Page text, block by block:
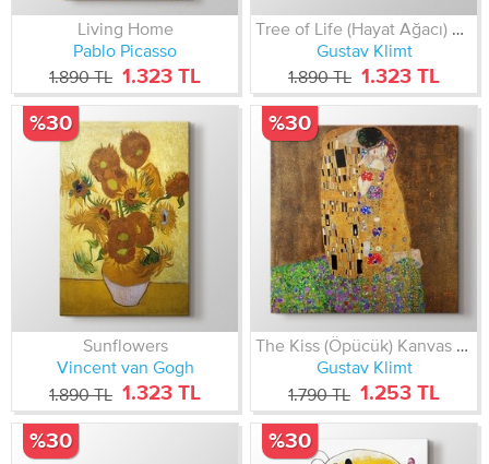
Living Home
Pablo Picasso
1.890 TL 1.323 TL
Tree of Life (Hayat Ağacı) Kanvas Tablo
Gustav Klimt
1.890 TL 1.323 TL
Sunflowers
Vincent van Gogh
1.890 TL 1.323 TL
%30
The Kiss (Öpücük) Kanvas Tablo
Gustav Klimt
1.790 TL 1.253 TL
%30
%30 %30